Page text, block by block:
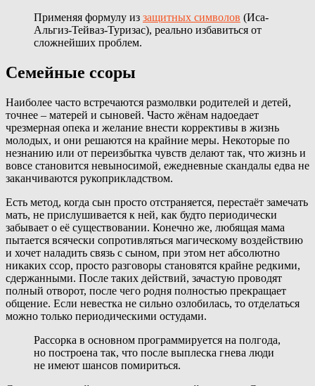
Применяя формулу из защитных символов (Иса-
Альгиз-Тейваз-Туризас), реально избавиться от
сложнейших проблем.
Семейные ссоры
Наиболее часто встречаются размолвки родителей и детей,
точнее – матерей и сыновей. Часто жёнам надоедает
чрезмерная опека и желание внести коррективы в жизнь
молодых, и они решаются на крайние меры. Некоторые по
незнанию или от переизбытка чувств делают так, что жизнь и
вовсе становится невыносимой, ежедневные скандалы едва не
заканчиваются рукоприкладством.
Есть метод, когда сын просто отстраняется, перестаёт замечать
мать, не прислушивается к ней, как будто периодически
забывает о её существовании. Конечно же, любящая мама
пытается всячески сопротивляться магическому воздействию
и хочет наладить связь с сыном, при этом нет абсолютно
никаких ссор, просто разговоры становятся крайне редкими,
сдержанными. После таких действий, зачастую проводят
полный отворот, после чего родня полностью прекращает
общение. Если невестка не сильно озлобилась, то отделаться
можно только периодическими остудами.
Рассорка в основном программируется на полгода,
но построена так, что после выплеска гнева люди
не имеют шансов помириться.